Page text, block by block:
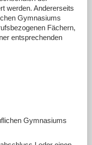
werden. Andererseits
Gymnasiums
Fächern,
entsprechenden
Gymnasiums